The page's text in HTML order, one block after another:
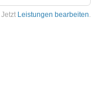
Jetzt Leistungen bearbeiten.